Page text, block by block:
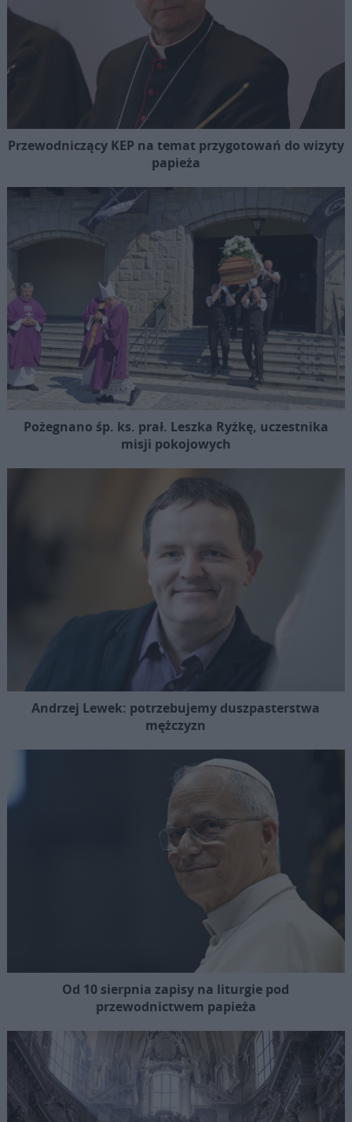
Przewodniczący KEP na temat przygotowań do wizyty
papieża
Pożegnano śp. ks. prał. Leszka Ryżkę, uczestnika
misji pokojowych
Andrzej Lewek: potrzebujemy duszpasterstwa
mężczyzn
Od 10 sierpnia zapisy na liturgie pod
przewodnictwem papieża